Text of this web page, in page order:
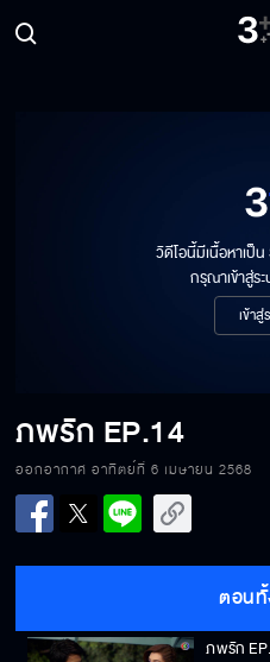
วิดีโอนี้มีเนื้อหาเป็
กรุณาเข้าสู่ร
เข้าสู่
ภพรัก EP.14
ออกอากาศ อาทิตย์ที่ 6 เมษายน 2568
ตอน
ภพรัก